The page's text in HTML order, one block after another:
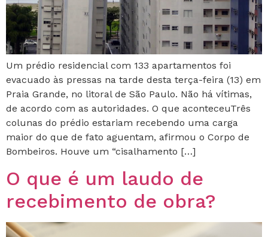
Um prédio residencial com 133 apartamentos foi
evacuado às pressas na tarde desta terça-feira (13) em
Praia Grande, no litoral de São Paulo. Não há vítimas,
de acordo com as autoridades. O que aconteceuTrês
colunas do prédio estariam recebendo uma carga
maior do que de fato aguentam, afirmou o Corpo de
Bombeiros. Houve um “cisalhamento […]
O que é um laudo de
recebimento de obra?